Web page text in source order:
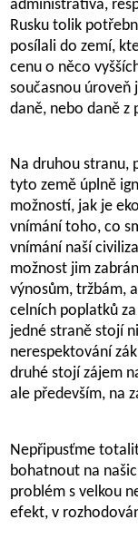
administrativa,
Rusku tolik
posílali do zemí,
cenu o něco
současnou úroveň
daně, nebo daně z
Na druhou stranu,
tyto země úplně
možností, jak je
vnímání toho, co
vnímání naší
možnost jim
výnosům, tržbám,
celních poplatků
jedné straně stojí
nerespektování
druhé stojí zájem
ale především, na
Nepřipusťme
bohatnout na
problém s velkou
efekt, v